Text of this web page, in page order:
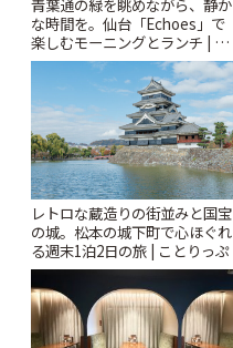
な時間を。仙台「Echoes」で
楽しむモーニングとランチ | こ
とりっぷ
レトロな蔵造りの街並みと国宝
の城。松本の城下町で心ほぐれ
る週末1泊2日の旅 | ことりっぷ